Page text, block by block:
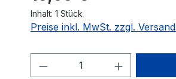
Inhalt: 1 Stück
Preise inkl. MwSt. zzgl.
Produkt Anzahl: